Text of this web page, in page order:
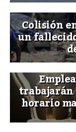
Colisión
un
trabajarán
horario